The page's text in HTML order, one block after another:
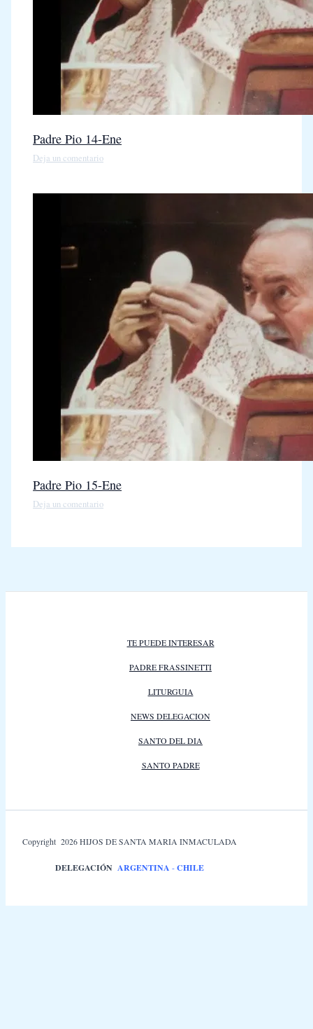
Padre Pio 14-Ene
Deja un comentario
Padre Pio 15-Ene
Deja un comentario
TE PUEDE INTERESAR
PADRE FRASSINETTI
LITURGUIA
NEWS DELEGACION
SANTO DEL DIA
SANTO PADRE
Copyright 2026 HIJOS DE SANTA MARIA INMACULADA
DELEGACIÓN ARGENTINA -CHILE